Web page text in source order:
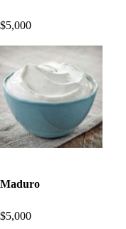
$5,000
Maduro
$5,000